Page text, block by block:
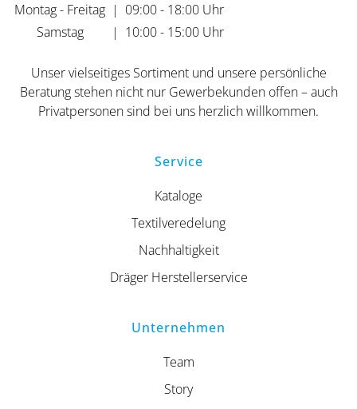
Montag - Freitag | 09:00 - 18:00 Uhr
Samstag
| 10:00 - 15:00 Uhr
Unser vielseitiges Sortiment und unsere persönliche
Beratung stehen nicht nur Gewerbekunden offen – auch
Privatpersonen sind bei uns herzlich willkommen.
Service
Kataloge
Textilveredelung
Nachhaltigkeit
Dräger Herstellerservice
Unternehmen
Team
Story